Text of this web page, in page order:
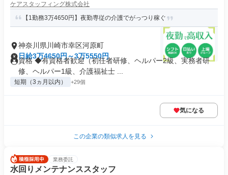
ケアスタッフィング株式会社
【1勤務3万4650円】夜勤専従の介護でがっつり稼ぐ
神奈川県川崎市幸区河原町
日給3万4650円～3万5550円
資格 ◆有資格者歓迎（初任者研修、ヘルパー2級、実務者研
修、ヘルパー1級、介護福祉士 ...
短期（3ヵ月以内） +29個
気になる
この企業の類似求人を見る
業務委託
水回りメンテナンススタッフ